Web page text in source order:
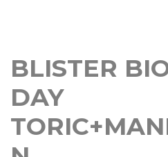
BLISTER
DAY